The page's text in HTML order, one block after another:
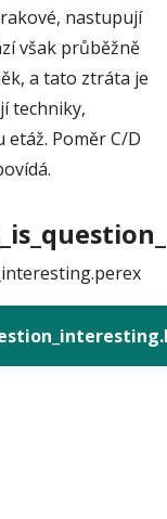
nastupují
však průběžně
a tato ztráta je
techniky,
Poměr C/D